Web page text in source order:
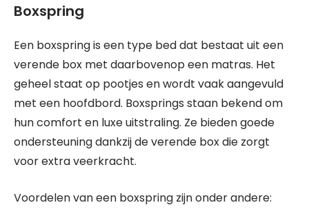
Boxspring
Een boxspring is een type bed dat bestaat uit een
verende box met daarbovenop een matras. Het
geheel staat op pootjes en wordt vaak aangevuld
met een hoofdbord. Boxsprings staan bekend om
hun comfort en luxe uitstraling. Ze bieden goede
ondersteuning dankzij de verende box die zorgt
voor extra veerkracht.
Voordelen van een boxspring zijn onder andere: